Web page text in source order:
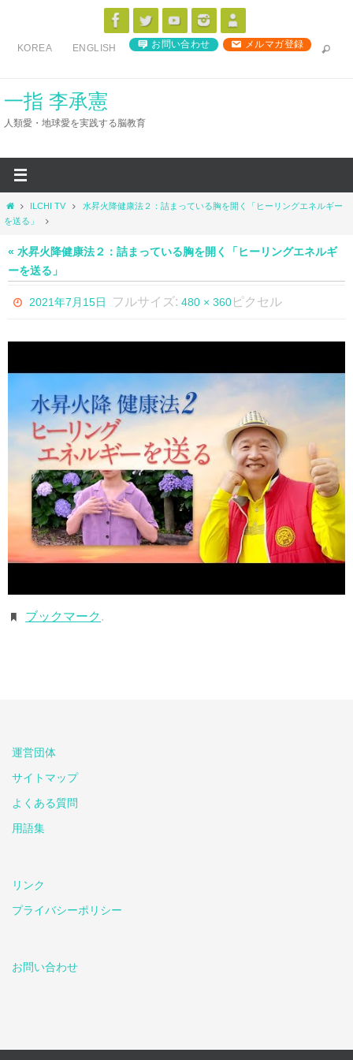
ス
KOREA ENGLISH お問い合わせ メルマガ登録
一指 李承憲
人類愛・地球愛を実践する脳教育
ホ
ー
ILCHI TV
水昇火降健康法２：詰まっている胸を開く「ヒーリングエネルギー
を送る」
« 水昇火降健康法２：詰まっている胸を開く「ヒーリングエネルギ
ーを送る」
2021年7月15日 フルサイズ:480 × 360ピクセル
ブックマーク .
運営団体
サイトマップ
よくある質問
用語集
リンク
プライバシーポリシー
お問い合わせ